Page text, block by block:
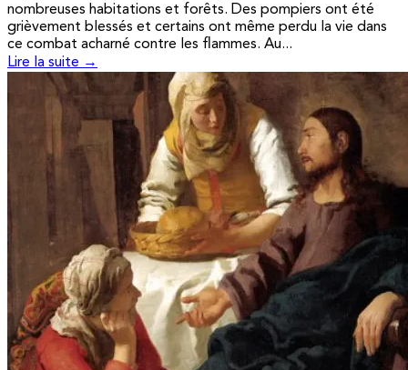
nombreuses habitations et forêts. Des pompiers ont été
grièvement blessés et certains ont même perdu la vie dans
ce combat acharné contre les flammes. Au...
Lire la suite →